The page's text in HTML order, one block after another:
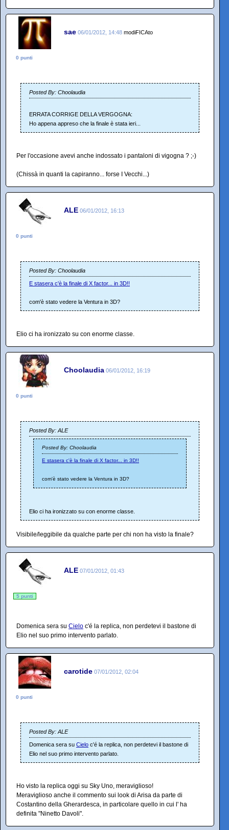
sae 06/01/2012, 14:48 modiFICAto
0 punti
Posted By: Choolaudia
ERRATA CORRIGE DELLA VERGOGNA:
Ho appena appreso che la finale è stata ieri...
Per l'occasione avevi anche indossato i pantaloni di vigogna ? ;-)
(Chissà in quanti la capiranno... forse I Vecchi...)
ALE 06/01/2012, 16:13
0 punti
Posted By: Choolaudia
E stasera c'è la finale di X factor... in 3D!!
com'è stato vedere la Ventura in 3D?
Elio ci ha ironizzato su con enorme classe.
Choolaudia 06/01/2012, 16:19
0 punti
Posted By: ALE
Posted By: Choolaudia
E stasera c'è la finale di X factor... in 3D!!
com'è stato vedere la Ventura in 3D?
Elio ci ha ironizzato su con enorme classe.
Visibile/leggibile da qualche parte per chi non ha visto la finale?
ALE 07/01/2012, 01:43
5 punti
Domenica sera su Cielo c'é la replica, non perdetevi il bastone di
Elio nel suo primo intervento parlato.
carotide 07/01/2012, 02:04
0 punti
Posted By: ALE
Domenica sera su Cielo c'é la replica, non perdetevi il bastone di
Elio nel suo primo intervento parlato.
Ho visto la replica oggi su Sky Uno, meraviglioso!
Meraviglioso anche il commento sui look di Arisa da parte di
Costantino della Gherardesca, in particolare quello in cui l' ha
definita "Ninetto Davoli".